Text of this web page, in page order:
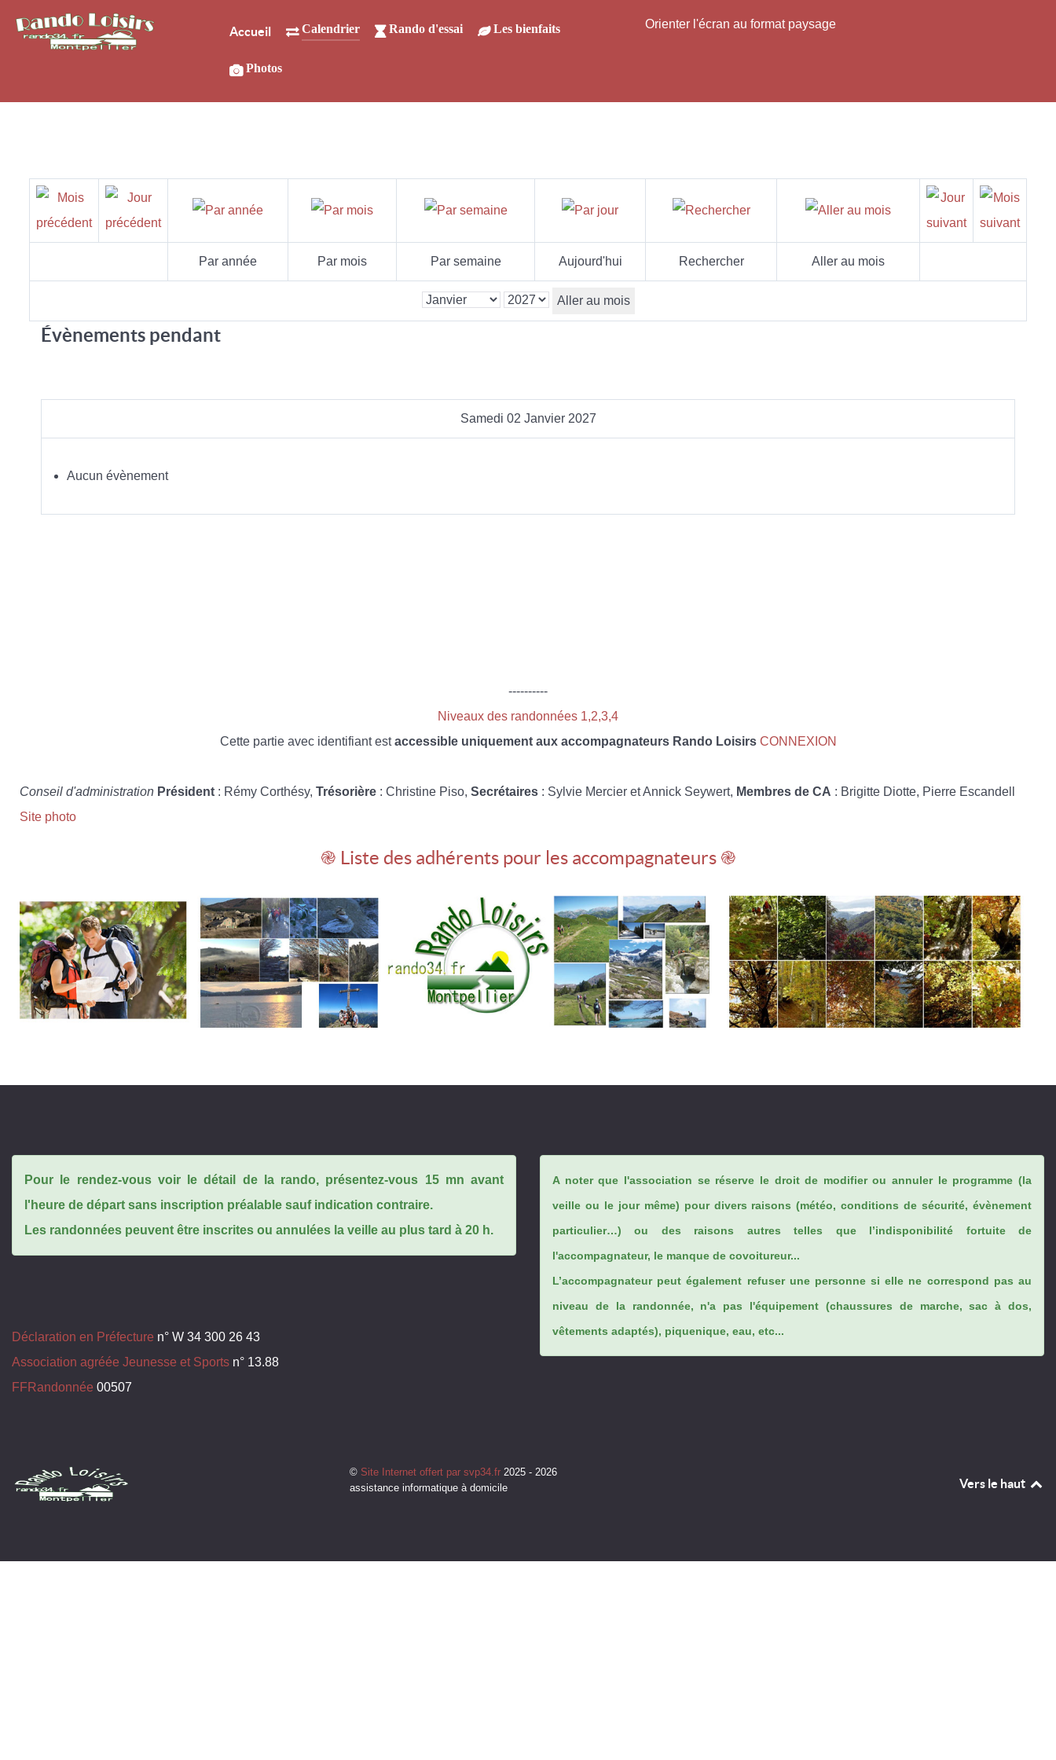
Accueil Calendrier Rando d'essai Les bienfaits
Photos
Orienter l'écran au format paysage
Par année Par mois Par semaine Aujourd'hui Rechercher Aller au mois
Aller au mois
Évènements pendant
Samedi 02 Janvier 2027
Aucun évènement
----------
Niveaux des randonnées 1,2,3,4
Cette partie avec identifiant estaccessible uniquement aux accompagnateurs Rando Loisirs CONNEXION
Conseil d'administration Président : Rémy Corthésy, Trésorière : Christine Piso, Secrétaires : Sylvie Mercier et Annick Seywert, Membres de CA : Brigitte Diotte, Pierre Escandell
Site photo
֎ Liste des adhérents pour les accompagnateurs ֎
Pour le rendez-vous voir le détail de la rando, présentez-vous 15 mn avant
l'heure de départ sans inscription préalable sauf indication contraire.
Les randonnées peuvent être inscrites ou annulées la veille au plus tard à 20 h.
Déclaration en Préfecture n° W 34 300 26 43
Association agréée Jeunesse et Sports n° 13.88
FFRandonnée 00507
A noter que l'association se réserve le droit de modifier ou annuler le programme (la
veille ou le jour même) pour divers raisons (météo, conditions de sécurité, évènement
particulier…) ou des raisons autres telles que l’indisponibilité fortuite de
l'accompagnateur, le manque de covoitureur...
L’accompagnateur peut également refuser une personne si elle ne correspond pas au
niveau de la randonnée, n'a pas l'équipement (chaussures de marche, sac à dos,
vêtements adaptés), piquenique, eau, etc...
© Site Internet offert par svp34.fr2025 - 2026
assistance informatique à domicile
Vers le haut